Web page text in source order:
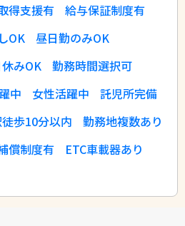
得支援有
給与保証制度有
OK
昼日勤のみOK
みOK
勤務時間選択可
中 女性活躍中
託児所完備
歩10分以内
勤務地複数あり
償制度有
ETC車載器あり